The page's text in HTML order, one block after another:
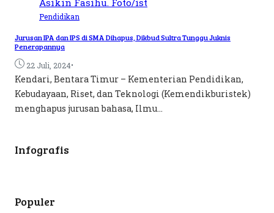
Pendidikan
Jurusan IPA dan IPS di SMA Dihapus, Dikbud Sultra Tunggu Juknis
Penerapannya
22 Juli, 2024•
Kendari, Bentara Timur – Kementerian Pendidikan,
Kebudayaan, Riset, dan Teknologi (Kemendikburistek)
menghapus jurusan bahasa, Ilmu...
Infografis
Populer